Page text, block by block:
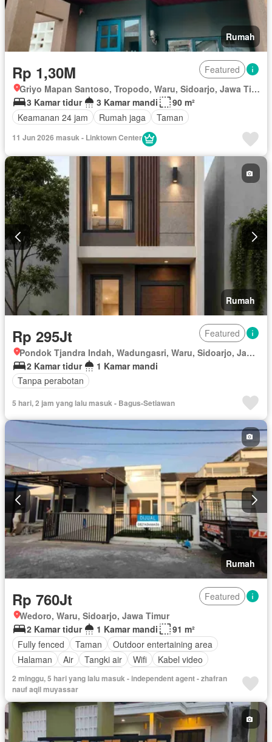
Rumah
Rp 1,30M
Featured
Griyo Mapan Santoso, Tropodo, Waru, Sidoarjo, Jawa Timur
3 Kamar tidur
3 Kamar mandi
90 m²
Keamanan 24 jam
Rumah jaga Taman
11 Jun 2026 masuk - Linktown Center
Rumah
Rp 295Jt
Featured
Pondok Tjandra Indah, Wadungasri, Waru, Sidoarjo, Jawa Timur
2 Kamar tidur
1 Kamar mandi
Tanpa perabotan
5 hari, 2 jam yang lalu masuk - Bagus-Setiawan
Rumah
Rp 760Jt
Featured
Wedoro, Waru, Sidoarjo, Jawa Timur
2 Kamar tidur
1 Kamar mandi
91 m²
Fully fenced
Taman
Outdoor entertaining area
Halaman
Air Tangki air Wifi
Kabel video
Keamanan 24 jam
Teras
Ruang layanan
Secure parking
Rumah jaga
Kolam renang Tanpa perabotan
2 minggu, 5 hari yang lalu masuk - independent agent - zhafran
nauf aqil muyassar